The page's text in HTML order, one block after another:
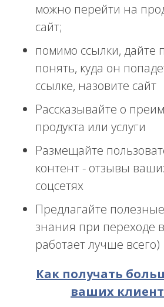
можно перейти на
сайт;
помимо ссылки, дайте
понять, куда он
ссылке, назовите сайт
Рассказывайте о
продукта или услуги
Размещайте
контент - отзывы
соцсетях
Предлагайте
знания при переходе
работает лучше всего)
Как получать
ваших